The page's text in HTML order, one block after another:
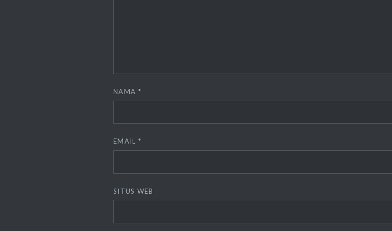
NAMA *
EMAIL *
SITUS WEB